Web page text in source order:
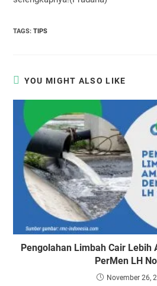
TAGS:TIPS
YOU MIGHT ALSO LIKE
Pengolahan Limbah Cair Lebih
PerMen LH
November 26,